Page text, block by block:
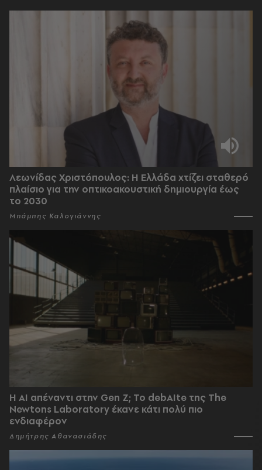
Λεωνίδας Χριστόπουλος: Η Ελλάδα χτίζει σταθερό
πλαίσιο για την οπτικοακουστική δημιουργία έως
το 2030
Μπάμπης Καλογιάννης
Η AI απέναντι στην Gen Z; Το debAIte της The
Newtons Laboratory έκανε κάτι πολύ πιο
ενδιαφέρον
Δημήτρης Αθανασιάδης